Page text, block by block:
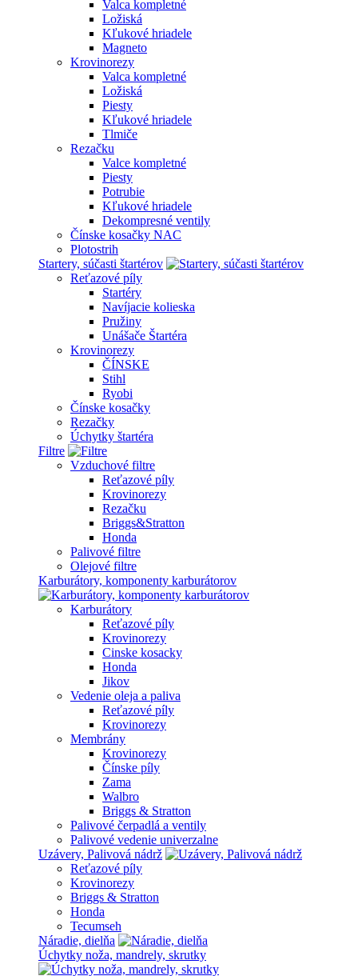
Valca kompletné
Ložiská
Kľukové hriadele
Magneto
Krovinorezy
Valca kompletné
Ložiská
Piesty
Kľukové hriadele
Tlmiče
Rezačku
Valce kompletné
Piesty
Potrubie
Kľukové hriadele
Dekompresné ventily
Čínske kosačky NAC
Plotostrih
Startery, súčasti štartérov
Reťazové píly
Startéry
Navíjacie kolieska
Pružiny
Unášače Štartéra
Krovinorezy
ČÍNSKE
Stihl
Ryobi
Čínske kosačky
Rezačky
Úchytky štartéra
Filtre
Vzduchové filtre
Reťazové píly
Krovinorezy
Rezačku
Briggs&Stratton
Honda
Palivové filtre
Olejové filtre
Karburátory, komponenty karburátorov
Karburátory
Reťazové píly
Krovinorezy
Cinske kosacky
Honda
Jikov
Vedenie oleja a paliva
Reťazové píly
Krovinorezy
Membrány
Krovinorezy
Čínske píly
Zama
Walbro
Briggs & Stratton
Palivové čerpadlá a ventily
Palivové vedenie univerzalne
Uzávery, Palivová nádrž
Reťazové píly
Krovinorezy
Briggs & Stratton
Honda
Tecumseh
Náradie, dielňa
Úchytky noža, mandrely, skrutky